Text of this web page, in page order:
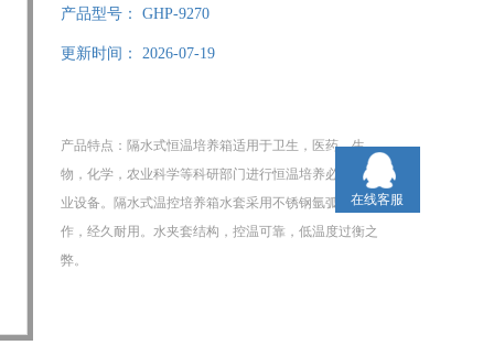
产品型号： GHP-9270
更新时间： 2026-07-19
产品特点：隔水式恒温培养箱适用于卫生，医药，生
物，化学，农业科学等科研部门进行恒温培养必需的专
业设备。隔水式温控培养箱水套采用不锈钢氩弧焊制
作，经久耐用。水夹套结构，控温可靠，低温度过衡之
弊。
在线客服